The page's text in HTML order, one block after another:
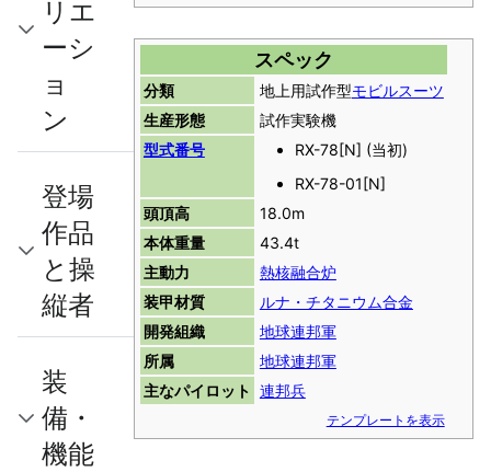
スペック
分類 地上用試作型モビルスーツ
生産形態
試作実験機
型式番号
RX-78[N] (当初)
RX-78-01[N]
頭頂高
18.0m
本体重量
43.4t
主動力
熱核融合炉
装甲材質
ルナ・チタニウム合金
開発組織
地球連邦軍
所属
地球連邦軍
主なパイロット 連邦兵
テンプレートを表示
リエ
ーシ
ョ
ン
登場
作品
と操
縦者
装
備・
機能